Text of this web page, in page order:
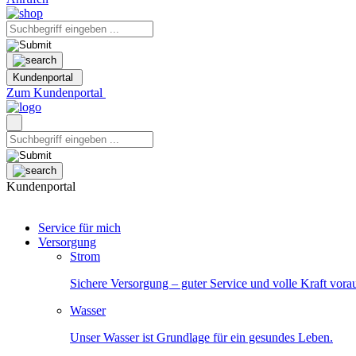
Kundenportal
Zum Kundenportal
Kundenportal
Service für mich
Versorgung
Strom
Sichere Versorgung – guter Service und volle Kraft
Wasser
Unser Wasser ist Grundlage für ein gesundes Leben.